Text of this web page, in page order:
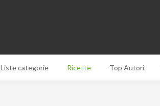
Liste categorie Ricette Top Autori